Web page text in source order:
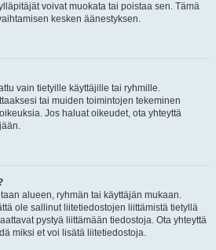
voivat muokata tai poistaa sen. Tämä
kesken äänestyksen.
vain tietyille käyttäjille tai ryhmille.
tai muiden toimintojen tekeminen
Jos haluat oikeudet, ota yhteyttä
alueen, ryhmän tai käyttäjän mukaan.
ole sallinut liitetiedostojen liittämistä tietyllä
pystyä liittämään tiedostoja. Ota yhteyttä
miksi et voi lisätä liitetiedostoja.